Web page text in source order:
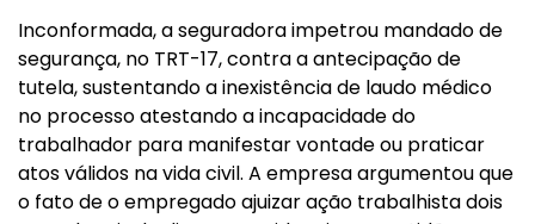
Inconformada, a seguradora impetrou mandado de
segurança, no TRT-17, contra a antecipação de
tutela, sustentando a inexistência de laudo médico
no processo atestando a incapacidade do
trabalhador para manifestar vontade ou praticar
atos válidos na vida civil. A empresa argumentou que
o fato de o empregado ajuizar ação trabalhista dois